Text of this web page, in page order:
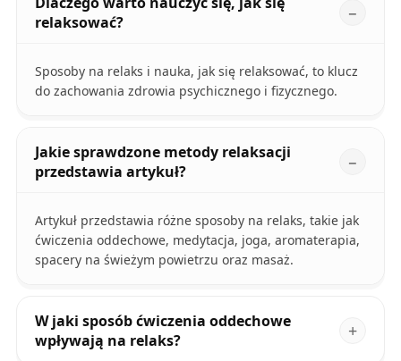
relaksować?
Sposoby na relaks i nauka, jak się relaksować, to klucz
do zachowania zdrowia psychicznego i fizycznego.
Jakie sprawdzone metody relaksacji
przedstawia artykuł?
Artykuł przedstawia różne sposoby na relaks, takie jak
ćwiczenia oddechowe, medytacja, joga, aromaterapia,
spacery na świeżym powietrzu oraz masaż.
W jaki sposób ćwiczenia oddechowe
wpływają na relaks?